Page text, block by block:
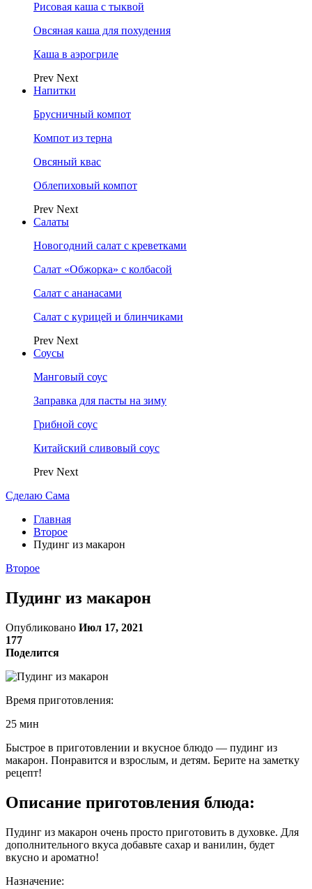
Рисовая каша с тыквой
Овсяная каша для похудения
Каша в аэрогриле
Prev Next
Напитки
Брусничный компот
Компот из терна
Овсяный квас
Облепиховый компот
Prev Next
Салаты
Новогодний салат с креветками
Салат «Обжорка» с колбасой
Салат с ананасами
Салат с курицей и блинчиками
Prev Next
Соусы
Манговый соус
Заправка для пасты на зиму
Грибной соус
Китайский сливовый соус
Prev Next
Сделаю Сама
Главная
Второе
Пудинг из макарон
Второе
Пудинг из макарон
Опубликовано Июл 17, 2021
177
Поделится
Время приготовления:
25 мин
Быстрое в приготовлении и вкусное блюдо — пудинг из
макарон. Понравится и взрослым, и детям. Берите на заметку
рецепт!
Описание приготовления блюда:
Пудинг из макарон очень просто приготовить в духовке. Для
дополнительного вкуса добавьте сахар и ванилин, будет
вкусно и ароматно!
Назначение: